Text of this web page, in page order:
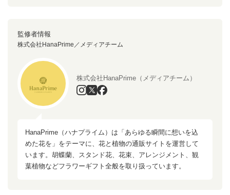
監修者情報
株式会社HanaPrime／メディアチーム
株式会社HanaPrime（メディアチーム）
HanaPrime（ハナプライム）は「あらゆる瞬間に想いを込
めた花を」をテーマに、花と植物の通販サイトを運営して
います。胡蝶蘭、スタンド花、花束、アレンジメント、観
葉植物などフラワーギフト全般を取り扱っています。